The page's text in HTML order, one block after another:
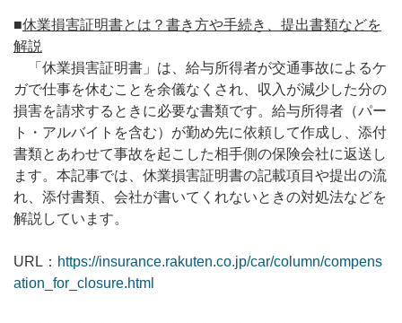
■休業損害証明書とは？書き方や手続き、提出書類などを
解説
「休業損害証明書」は、給与所得者が交通事故によるケ
ガで仕事を休むことを余儀なくされ、収入が減少した分の
損害を請求するときに必要な書類です。給与所得者（パー
ト・アルバイトを含む）が勤め先に依頼して作成し、添付
書類とあわせて事故を起こした相手側の保険会社に返送し
ます。本記事では、休業損害証明書の記載項目や提出の流
れ、添付書類、会社が書いてくれないときの対処法などを
解説しています。
URL： https://insurance.rakuten.co.jp/car/column/compens
ation_for_closure.html